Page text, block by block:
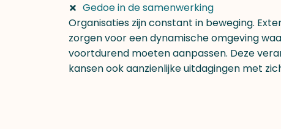
Gedoe in de samenwerking
Organisaties zijn constant in beweging.
zorgen voor een dynamische omgeving
voortdurend moeten aanpassen. Deze
kansen ook aanzienlijke uitdagingen met